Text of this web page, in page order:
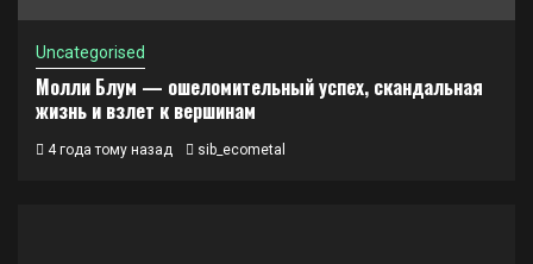
Uncategorised
Молли Блум — ошеломительный успех, скандальная
жизнь и взлет к вершинам
4 года тому назад sib_ecometal